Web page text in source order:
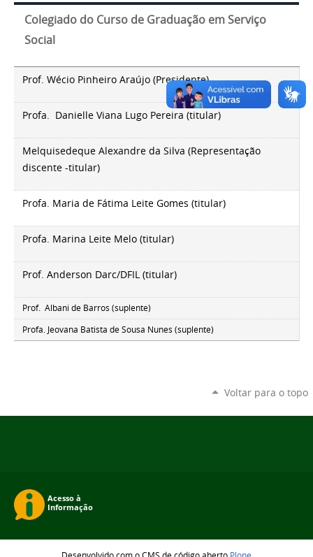
Colegiado do Curso de Graduação em Serviço
Social
Prof. Wécio Pinheiro Araújo (Presidente)
Profa. Danielle Viana Lugo Pereira(titular)
Melquisedeque Alexandre da Silva (Representação
discente -titular)
Profa. Maria de Fátima Leite Gomes (titular)
Profa. Marina Leite Melo(titular)
Prof. Anderson Darc/DFIL(titular)
Prof. Albani de Barros (suplente)
Profa. Jeovana Batista de Sousa Nunes(suplente)
Voltar para o topo